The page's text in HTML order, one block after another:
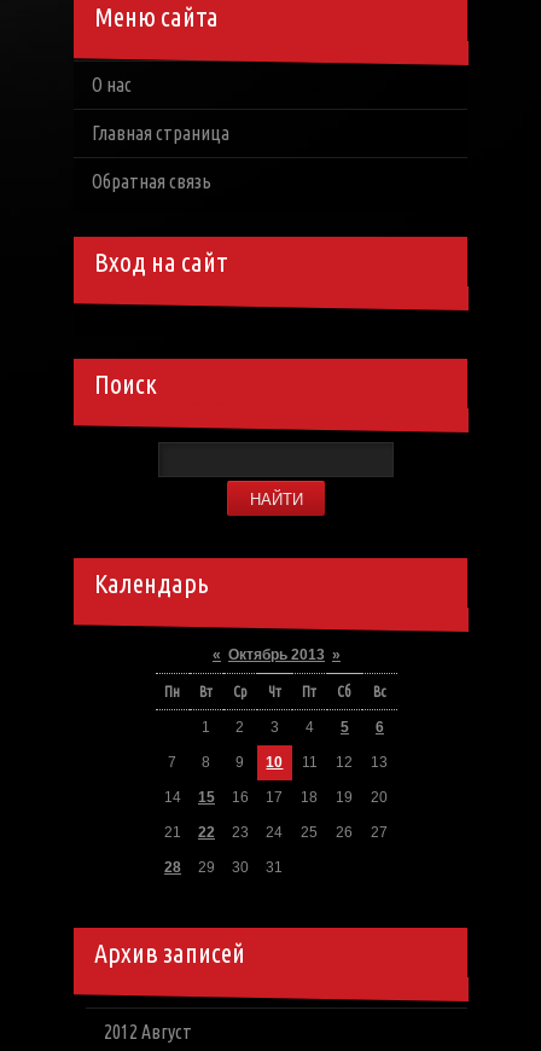
Меню сайта
О нас
Главная страница
Обратная связь
Вход на сайт
Поиск
Календарь
« Октябрь 2013 »
Пн Вт Ср Чт Пт Сб Вс
1 2 3 4 5 6
7 8 9 10 11 12 13
14 15 16 17 18 19 20
21 22 23 24 25 26 27
28 29 30 31
Архив записей
2012 Август